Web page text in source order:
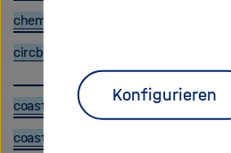
chemotion
circbase
coastDat
coastMap
Konfigurieren